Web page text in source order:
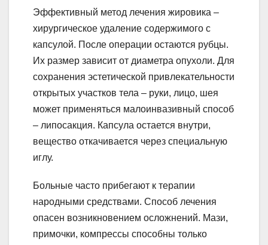
Эффективный метод лечения жировика –
хирургическое удаление содержимого с
капсулой. После операции остаются рубцы.
Их размер зависит от диаметра опухоли. Для
сохранения эстетической привлекательности
открытых участков тела – руки, лицо, шея
может применяться малоинвазивный способ
– липосакция. Капсула остается внутри,
вещество откачивается через специальную
иглу.
Больные часто прибегают к терапии
народными средствами. Способ лечения
опасен возникновением осложнений. Мази,
примочки, компрессы способны только